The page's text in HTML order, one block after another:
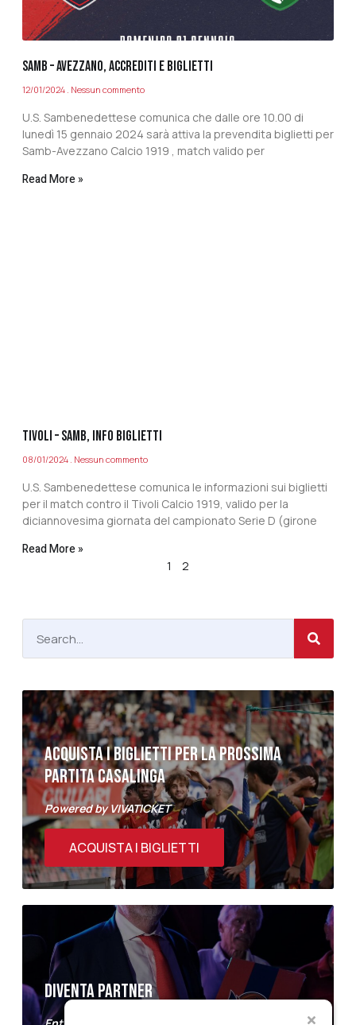
SAMB – AVEZZANO, ACCREDITI E BIGLIETTI
12/01/2024 Nessun commento
U.S. Sambenedettese comunica che dalle ore 10.00 di
lunedì 15 gennaio 2024 sarà attiva la prevendita biglietti per
Samb-Avezzano Calcio 1919 , match valido per
Read More »
TIVOLI – SAMB, INFO BIGLIETTI
08/01/2024 Nessun commento
U.S. Sambenedettese comunica le informazioni sui biglietti
per il match contro il Tivoli Calcio 1919, valido per la
diciannovesima giornata del campionato Serie D (girone
Read More »
1 2
ACQUISTA I BIGLIETTI PER LA PROSSIMA
PARTITA CASALINGA
Powered by VIVATICKET
ACQUISTA I BIGLIETTI
DIVENTA PARTNER